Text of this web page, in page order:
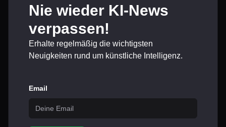
Nie wieder KI-News
verpassen!
Erhalte regelmäßig die wichtigsten
Neuigkeiten rund um künstliche Intelligenz.
Email